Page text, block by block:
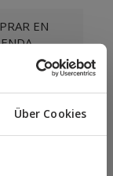
Über Cookies
EN
disponible